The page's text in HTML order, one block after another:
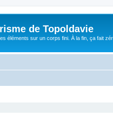
de Topoldavie
éléments sur un corps fini. À la fin, ça fait